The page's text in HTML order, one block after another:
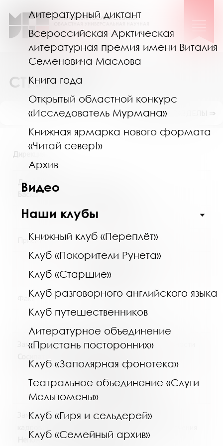
Литературный диктант
Всероссийская Арктическая
литературная премия имени Виталия
Семеновича Маслова
Книга года
Открытый областной конкурс
«Исследователь Мурмана»
Книжная ярмарка нового формата
«Читай север!»
Архив
Видео
Наши клубы
Книжный клуб «Переплёт»
Клуб «Покорители Рунета»
Клуб «Старшие»
Клуб разговорного английского языка
Клуб путешественников
Литературное объединение
«Пристань посторонних»
Клуб «Заполярная фонотека»
Театральное объединение «Слуги
Мельпомены»
Клуб «Гиря и сельдерей»
Клуб «Семейный архив»
СТРУКТУРА
Дирекция
Директор
Баскакова Светлана Зосимовна
+7(8152) 454805
Приемная
+7(8152) 454805
ruslib@mgounb.ru
Факс
Заместитель директора по основной деятельности
+7(8152) 452007
Заместитель директора – начальник отдела
Непомнящих Евгений Игоревич
ПОКАЗАТЬ ПОДРАЗДЕЛЫ ⇒